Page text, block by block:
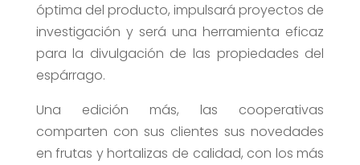
óptima del producto, impulsará proyectos de
investigación y será una herramienta eficaz
para la divulgación de las propiedades del
espárrago.
Una edición más, las cooperativas
comparten con sus clientes sus novedades
en frutas y hortalizas de calidad, con los más